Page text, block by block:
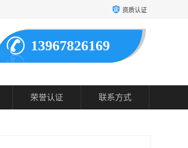
资质认证
13967826169
荣誉认证 联系方式